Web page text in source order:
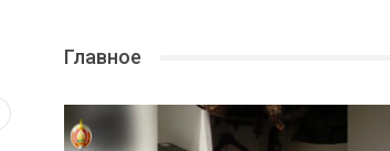
Главное